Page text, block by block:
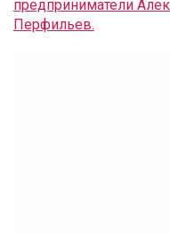
предприниматели
Перфильев.